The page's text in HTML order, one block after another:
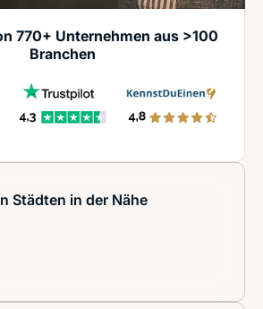
770+ Unternehmen aus >100
Branchen
Städten in der Nähe